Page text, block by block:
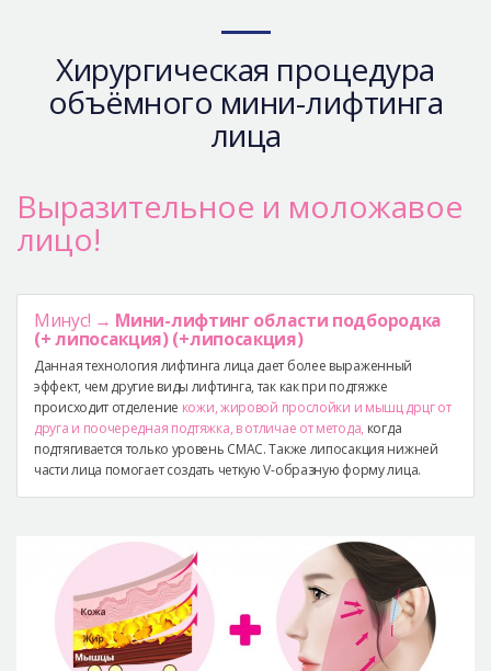
Хирургическая процедура
объёмного мини-лифтинга
лица
Выразительное и моложавое
лицо!
Минус! → Мини-лифтинг области подбородка
(+ липосакция) (+липосакция)
Данная технология лифтинга лица дает более выраженный
эффект, чем другие виды лифтинга, так как при подтяжке
происходит отделение кожи, жировой прослойки и мышц дрцг от
друга и поочередная подтяжка, в отличае от метода, когда
подтягивается только уровень СМАС. Также липосакция нижней
части лица помогает создать четкую V-образную форму лица.